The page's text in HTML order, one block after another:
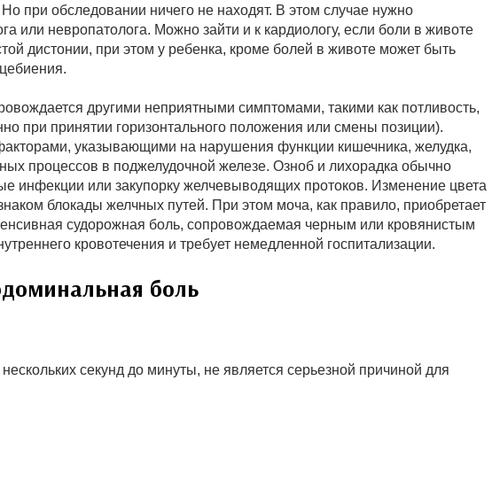
при обследовании ничего не находят. В этом случае нужно
или невропатолога. Можно зайти и к кардиологу, если боли в животе
дистонии, при этом у ребенка, кроме болей в животе может быть
другими неприятными симптомами, такими как потливость,
при принятии горизонтального положения или смены позиции).
указывающими на нарушения функции кишечника, желудка,
процессов в поджелудочной железе. Озноб и лихорадка обычно
инфекции или закупорку желчевыводящих протоков. Изменение цвета
блокады желчных путей. При этом моча, как правило, приобретает
судорожная боль, сопровождаемая черным или кровянистым
кровотечения и требует немедленной госпитализации.
боль
секунд до минуты, не является серьезной причиной для